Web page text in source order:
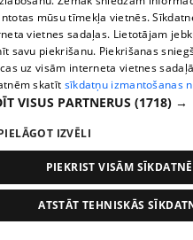
Barkavā sākas
mūsu tīmekļa vietnēs.
vietnes sadaļas. Lietotājam
savu piekrišanu. Piekrišanas
uz visām interneta vietnes
skatīt sīkdatņu izmantošanas
VISUS PARTNERUS (1718) →
IZVĒLI
PIEKRIST VISĀM
ATSTĀT TEHNISKĀS